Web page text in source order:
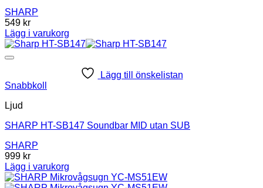
SHARP
549 kr
Lägg i varukorg
Lägg till önskelistan
Snabbkoll
Ljud
SHARP HT-SB147 Soundbar MID utan SUB
SHARP
999 kr
Lägg i varukorg